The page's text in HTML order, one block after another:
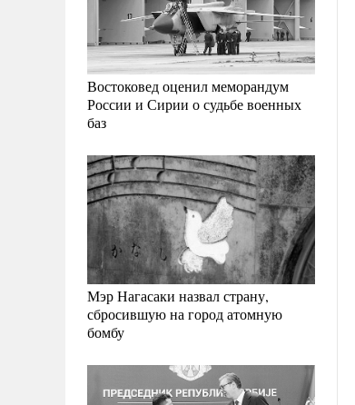
Востоковед оценил меморандум
России и Сирии о судьбе военных
баз
Мэр Нагасаки назвал страну,
сбросившую на город атомную
бомбу